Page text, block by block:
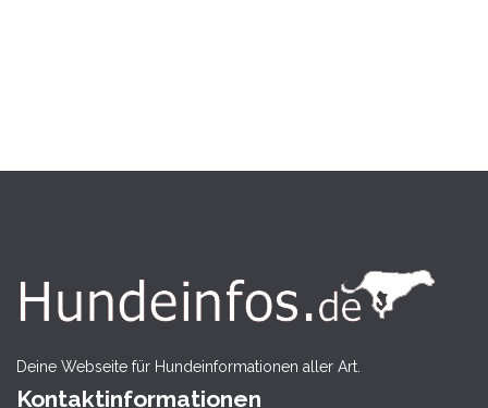
Deine Webseite für Hundeinformationen aller Art.
Kontaktinformationen